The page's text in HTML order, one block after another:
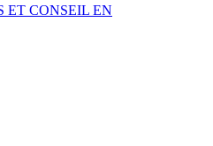
ET CONSEIL EN